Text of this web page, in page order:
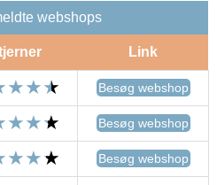
webshops
Link
Besøg webshop
Besøg webshop
Besøg webshop